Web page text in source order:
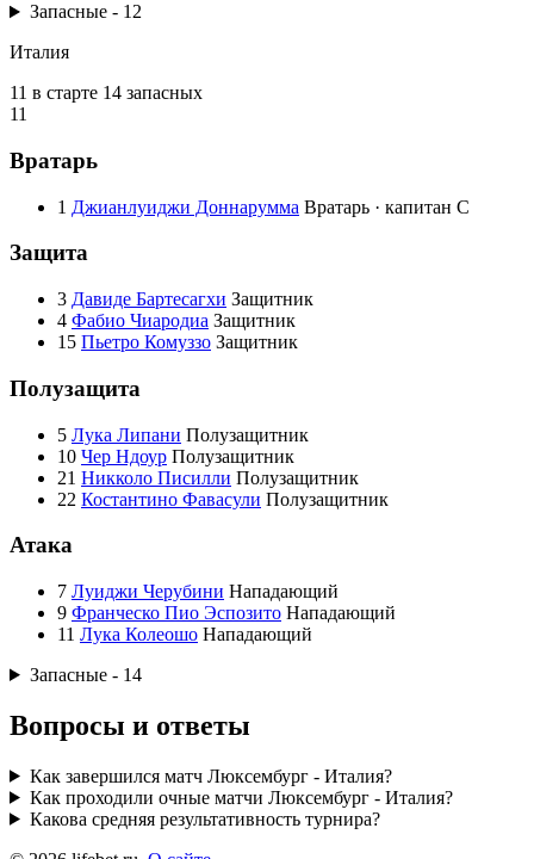
Запасные - 12
Италия
11 в старте 14 запасных
11
Вратарь
1 Джианлуиджи Доннарумма Вратарь · капитан C
Защита
3 Давиде Бартесагхи Защитник
4 Фабио Чиародиа Защитник
15 Пьетро Комуззо Защитник
Полузащита
5 Лука Липани Полузащитник
10 Чер Ндоур Полузащитник
21 Никколо Писилли Полузащитник
22 Костантино Фавасули Полузащитник
Атака
7 Луиджи Черубини Нападающий
9 Франческо Пио Эспозито Нападающий
11 Лука Колеошо Нападающий
Запасные - 14
Вопросы и ответы
Как завершился матч Люксембург - Италия?
Как проходили очные матчи Люксембург - Италия?
Какова средняя результативность турнира?